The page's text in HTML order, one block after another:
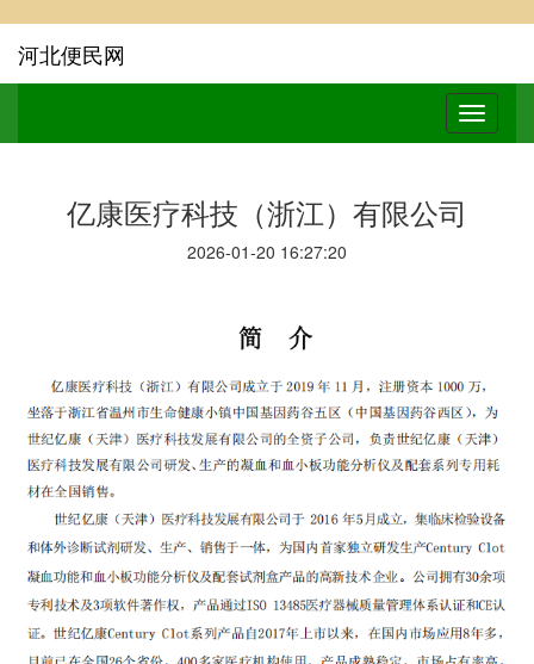
河北便民网
亿康医疗科技（浙江）有限公司
2026-01-20 16:27:20